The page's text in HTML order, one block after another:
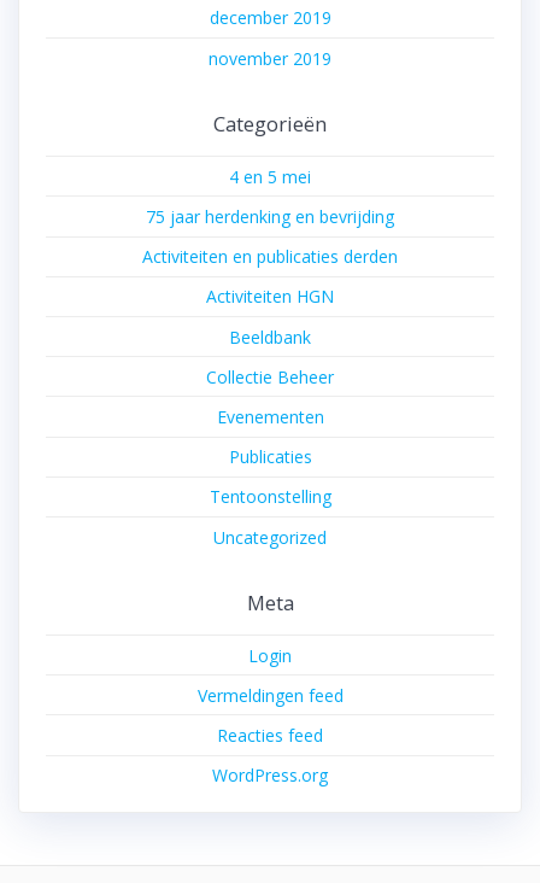
december 2019
november 2019
Categorieën
4 en 5 mei
75 jaar herdenking en bevrijding
Activiteiten en publicaties derden
Activiteiten HGN
Beeldbank
Collectie Beheer
Evenementen
Publicaties
Tentoonstelling
Uncategorized
Meta
Login
Vermeldingen feed
Reacties feed
WordPress.org